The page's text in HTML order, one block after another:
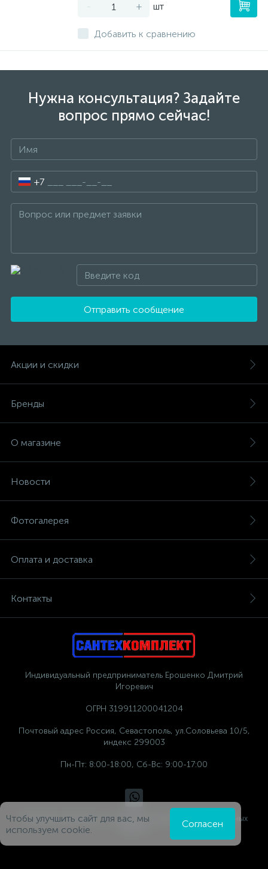
- + шт
Добавить к сравнению
Нужна консультация? Задайте
вопрос прямо сейчас!
+7
Отправить сообщение
Акции и скидки
Бренды
О магазине
Новости
Фотогалерея
Оплата и доставка
Контакты
Индивидуальный предприниматель Ерошенко Дмитрий
Игоревич
ОГРН 319911200041204
Почтовый адрес Россия, Севастополь, ул.Соловьева 10/5,
индекс 299003
Пн-Пт: 8:00-18:00, Сб-Вс: 9:00-17:00
Политика компании в отношении обработки персональных
Чтобы улучшить сайт для вас, мы
используем cookie.
Согласен